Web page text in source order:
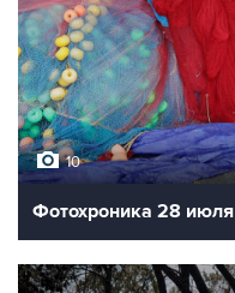
10
Фотохроника 28 июля